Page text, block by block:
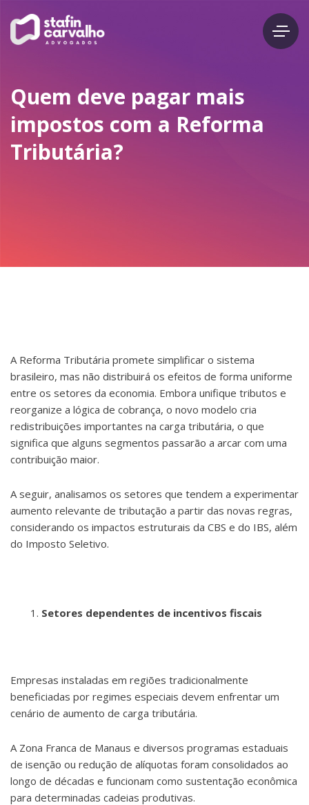
Quem deve pagar mais
impostos com a Reforma
Tributária?
A Reforma Tributária promete simplificar o sistema
brasileiro, mas não distribuirá os efeitos de forma uniforme
entre os setores da economia. Embora unifique tributos e
reorganize a lógica de cobrança, o novo modelo cria
redistribuições importantes na carga tributária, o que
significa que alguns segmentos passarão a arcar com uma
contribuição maior.
A seguir, analisamos os setores que tendem a experimentar
aumento relevante de tributação a partir das novas regras,
considerando os impactos estruturais da CBS e do IBS, além
do Imposto Seletivo.
Setores dependentes de incentivos fiscais
Empresas instaladas em regiões tradicionalmente
beneficiadas por regimes especiais devem enfrentar um
cenário de aumento de carga tributária.
A Zona Franca de Manaus e diversos programas estaduais
de isenção ou redução de alíquotas foram consolidados ao
longo de décadas e funcionam como sustentação econômica
para determinadas cadeias produtivas.